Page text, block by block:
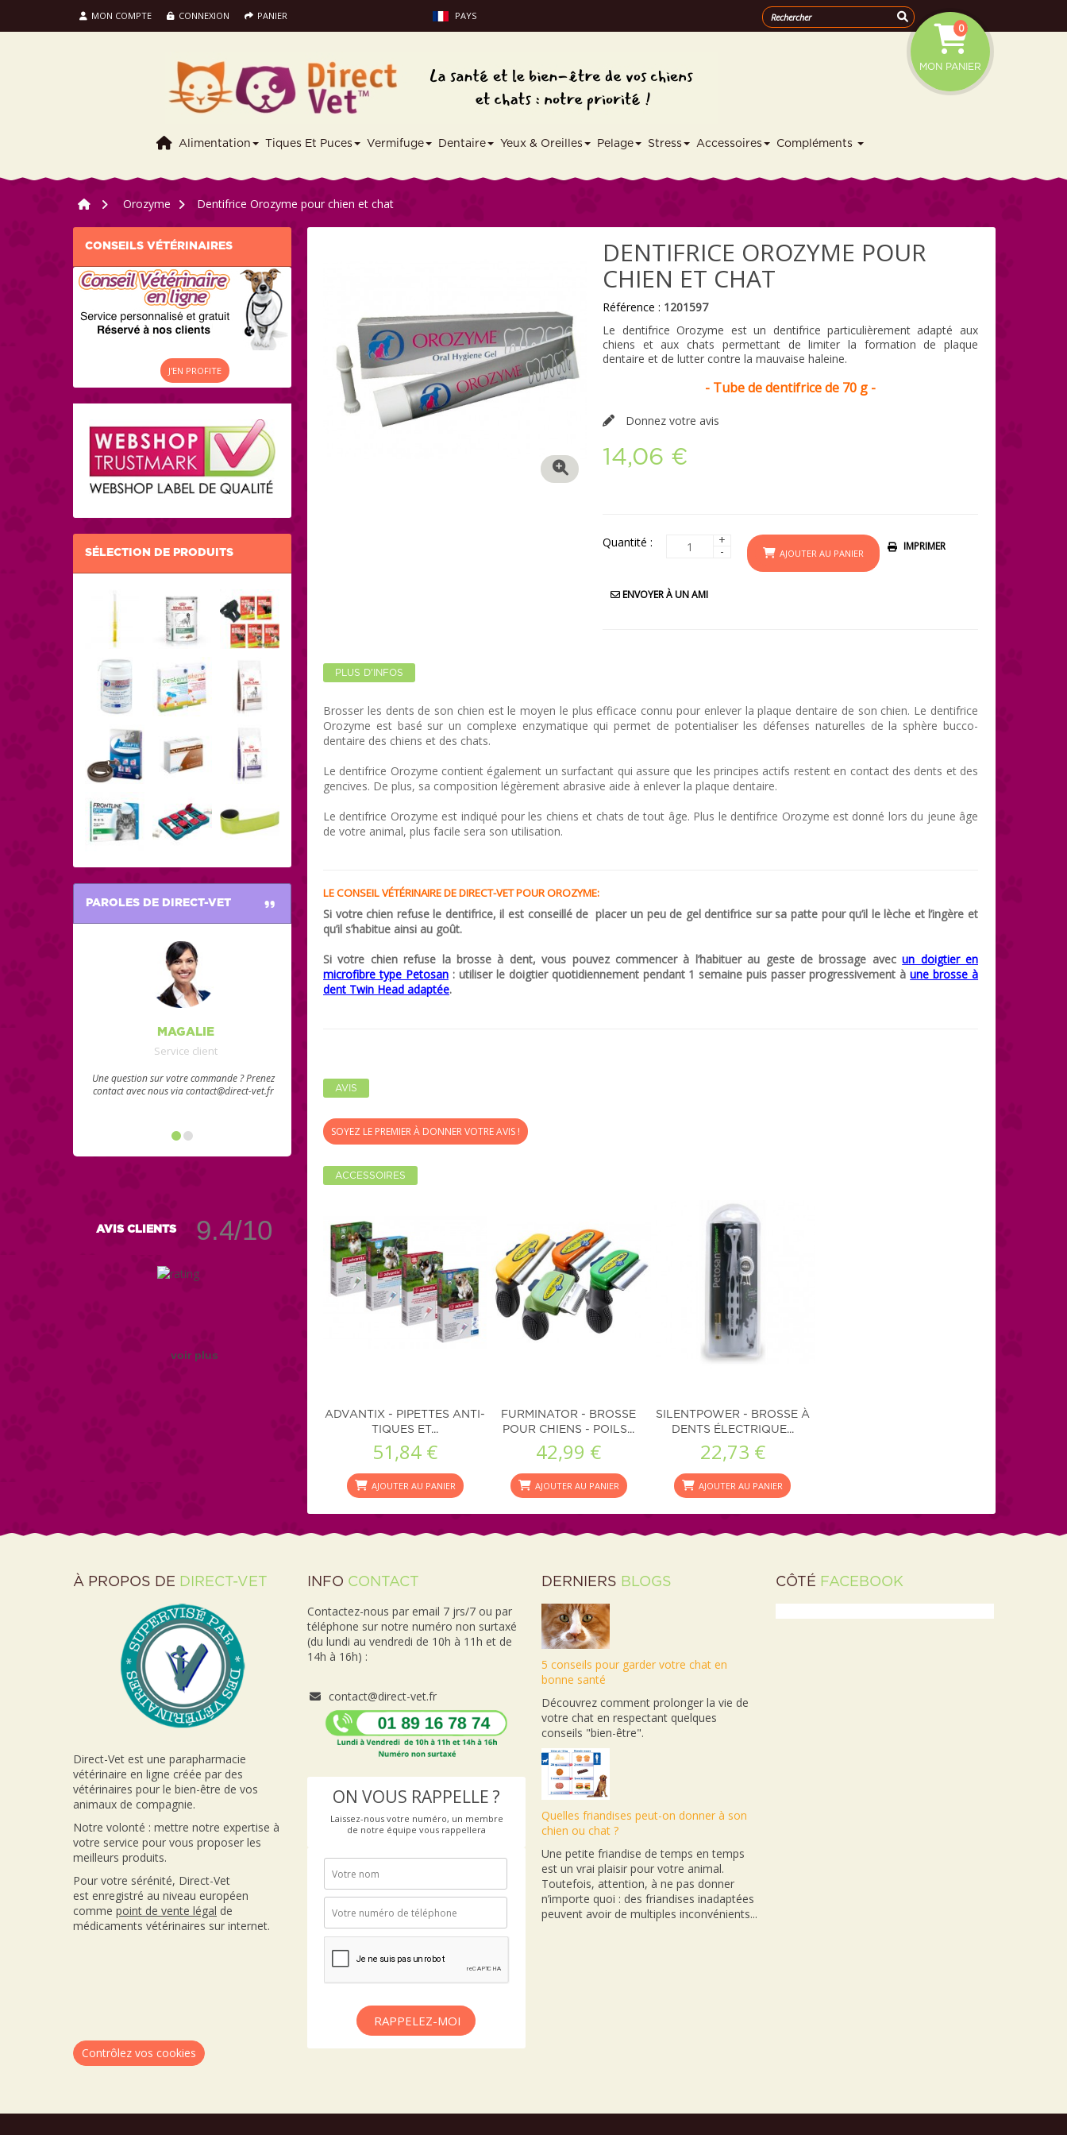
MON COMPTE CONNEXION PANIER PAYS
MON PANIER
0
Alimentation Tiques Et Puces Vermifuge Dentaire Yeux & Oreilles Pelage Stress Accessoires Compléments
> Orozyme > Dentifrice Orozyme pour chien et chat
CONSEILS VÉTÉRINAIRES
J'EN PROFITE
SÉLECTION DE PRODUITS
PAROLES DE DIRECT-VET
MAGALIE
Service client
Une question sur votre commande ? Prenez
contact avec nous via contact@direct-vet.fr
AVIS CLIENTS 9.4/10
voir plus
DENTIFRICE OROZYME POUR
CHIEN ET CHAT
Référence : 1201597
Le dentifrice Orozyme est un dentifrice particulièrement adapté aux
chiens et aux chats permettant de limiter la formation de plaque
dentaire et de lutter contre la mauvaise haleine.
- Tube de dentifrice de 70 g -
Donnez votre avis
14,06 €
Quantité : +
- AJOUTER AU PANIER
IMPRIMER
ENVOYER À UN AMI
PLUS D'INFOS
Brosser les dents de son chien est le moyen le plus efficace connu pour enlever la plaque dentaire de son chien. Le dentifrice
Orozyme est basé sur un complexe enzymatique qui permet de potentialiser les défenses naturelles de la sphère bucco-
dentaire des chiens et des chats.
Le dentifrice Orozyme contient également un surfactant qui assure que les principes actifs restent en contact des dents et des
gencives. De plus, sa composition légèrement abrasive aide à enlever la plaque dentaire.
Le dentifrice Orozyme est indiqué pour les chiens et chats de tout âge. Plus le dentifrice Orozyme est donné lors du jeune âge
de votre animal, plus facile sera son utilisation.
LE CONSEIL VÉTÉRINAIRE DE DIRECT-VET POUR OROZYME:
Si votre chien refuse le dentifrice, il est conseillé de placer un peu de gel dentifrice sur sa patte pour qu’il le lèche et l’ingère et
qu’il s’habitue ainsi au goût.
Si votre chien refuse la brosse à dent, vous pouvez commencer à l’habituer au geste de brossage avecun doigtier en
microfibre type Petosan: utiliser le doigtier quotidiennement pendant 1 semaine puis passer progressivement àunebrosse à
dent Twin Head adaptée.
AVIS
SOYEZ LE PREMIER À DONNER VOTRE AVIS !
ACCESSOIRES
ADVANTIX - PIPETTES ANTI-
TIQUES ET...
51,84 €
AJOUTER AU PANIER
FURMINATOR - BROSSE
POUR CHIENS - POILS...
42,99 €
AJOUTER AU PANIER
SILENTPOWER - BROSSE À
DENTS ÉLECTRIQUE...
22,73 €
AJOUTER AU PANIER
À PROPOS DE DIRECT-VET
Direct-Vet est une parapharmacie
vétérinaire en ligne créée par des
vétérinaires pour le bien-être de vos
animaux de compagnie.
Notre volonté : mettre notre expertise à
votre service pour vous proposer les
meilleurs produits.
Pour votre sérénité, Direct-Vet
est enregistré au niveau européen
comme point de vente légal de
médicaments vétérinaires sur internet.
INFO CONTACT
Contactez-nous par email 7 jrs/7 ou par
téléphone sur notre numéro non surtaxé
(du lundi au vendredi de 10h à 11h et de
14h à 16h) :
contact@direct-vet.fr
ON VOUS RAPPELLE ?
Laissez-nous votre numéro, un membre
de notre équipe vous rappellera
RAPPELEZ-MOI
DERNIERS BLOGS
5 conseils pour garder votre chat en
bonne santé
Découvrez comment prolonger la vie de
votre chat en respectant quelques
conseils "bien-être".
Quelles friandises peut-on donner à son
chien ou chat ?
Une petite friandise de temps en temps
est un vrai plaisir pour votre animal.
Toutefois, attention, à ne pas donner
n’importe quoi : des friandises inadaptées
peuvent avoir de multiples inconvénients...
CÔTÉ FACEBOOK
Contrôlez vos cookies